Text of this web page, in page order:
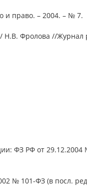
и право. – 2004. – № 7.
Фролова //Журнал
ФЗ РФ от
№ 101-ФЗ (в посл.